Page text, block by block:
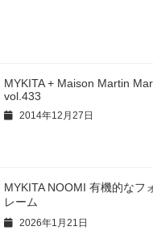
MYKITA + Maison Martin
vol.433
2014年12月27日
MYKITA NOOMI 有機的なフ
レーム
2026年1月21日